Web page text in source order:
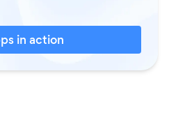
in action